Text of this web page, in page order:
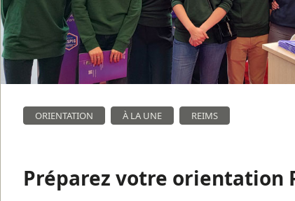
ORIENTATION À LA UNE REIMS
Préparez votre orientation